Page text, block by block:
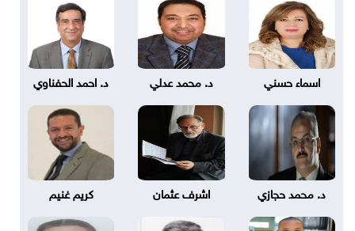
اسماء حسني د. محمد عدلي د. احمد الحفناوي
د. محمد حجازي اشرف عثمان كريم غنيم